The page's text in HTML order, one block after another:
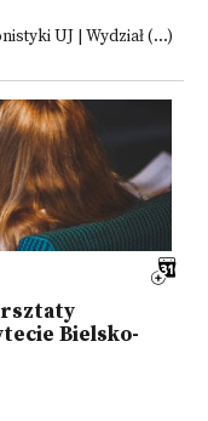
UJ | Wydział (...)
Bielsko-